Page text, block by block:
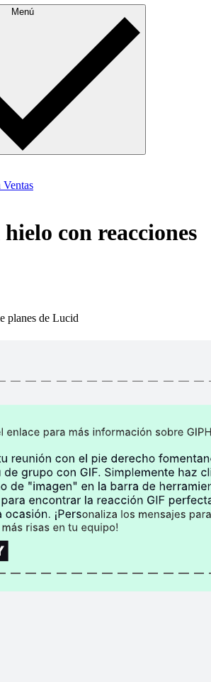
Menú
con reacciones
planes de Lucid